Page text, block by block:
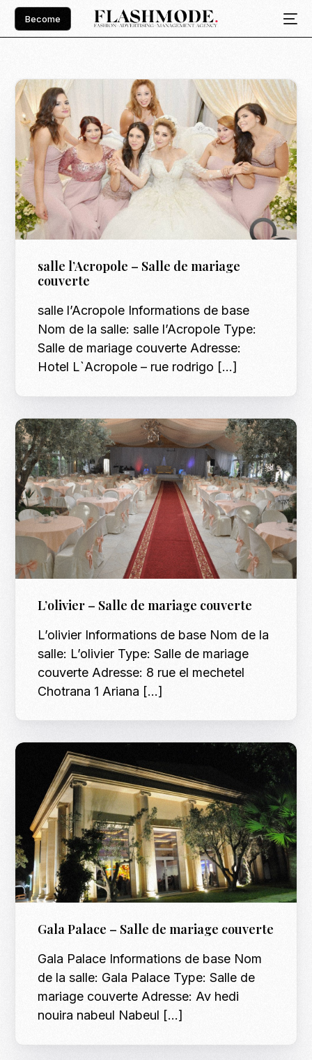
Become
salle l’Acropole – Salle de mariage
couverte
salle l’Acropole Informations de base
Nom de la salle: salle l’Acropole Type:
Salle de mariage couverte Adresse:
Hotel L`Acropole – rue rodrigo […]
L’olivier – Salle de mariage couverte
L’olivier Informations de base Nom de la
salle: L’olivier Type: Salle de mariage
couverte Adresse: 8 rue el mechetel
Chotrana 1 Ariana […]
Gala Palace – Salle de mariage couverte
Gala Palace Informations de base Nom
de la salle: Gala Palace Type: Salle de
mariage couverte Adresse: Av hedi
nouira nabeul Nabeul […]